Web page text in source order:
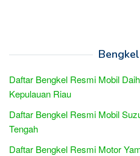
Daftar Bengkel Resmi Mobil
Kepulauan Riau
Daftar Bengkel Resmi Mobil
Tengah
Daftar Bengkel Resmi Motor